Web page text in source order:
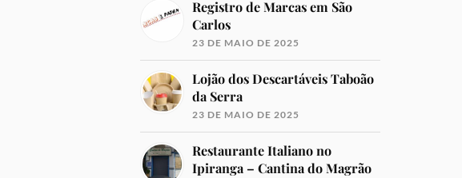
Registro de Marcas em São
Carlos
23 DE MAIO DE 2025
Lojão dos Descartáveis Taboão
da Serra
23 DE MAIO DE 2025
Restaurante Italiano no
Ipiranga – Cantina do Magrão